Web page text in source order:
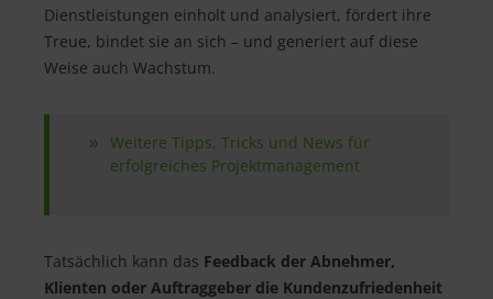
Dienstleistungen einholt und analysiert, fördert ihre
Treue, bindet sie an sich – und generiert auf diese
Weise auch Wachstum.
Weitere Tipps, Tricks und News für
erfolgreiches Projektmanagement
Tatsächlich kann das Feedback der Abnehmer,
Klienten oder Auftraggeber die Kundenzufriedenheit